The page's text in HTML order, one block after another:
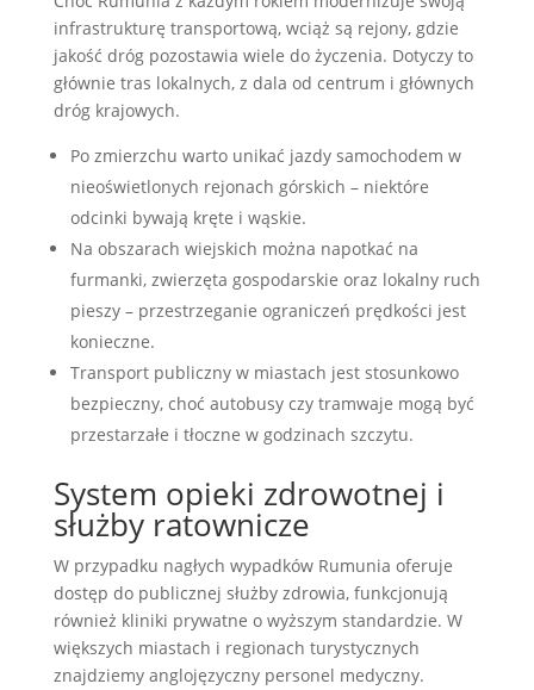
infrastrukturę transportową, wciąż są rejony, gdzie
jakość dróg pozostawia wiele do życzenia. Dotyczy to
głównie tras lokalnych, z dala od centrum i głównych
dróg krajowych.
Po zmierzchu warto unikać jazdy samochodem w
nieoświetlonych rejonach górskich – niektóre
odcinki bywają kręte i wąskie.
Na obszarach wiejskich można napotkać na
furmanki, zwierzęta gospodarskie oraz lokalny ruch
pieszy – przestrzeganie ograniczeń prędkości jest
konieczne.
Transport publiczny w miastach jest stosunkowo
bezpieczny, choć autobusy czy tramwaje mogą być
przestarzałe i tłoczne w godzinach szczytu.
System opieki zdrowotnej i
służby ratownicze
W przypadku nagłych wypadków Rumunia oferuje
dostęp do publicznej służby zdrowia, funkcjonują
również kliniki prywatne o wyższym standardzie. W
większych miastach i regionach turystycznych
znajdziemy anglojęzyczny personel medyczny.